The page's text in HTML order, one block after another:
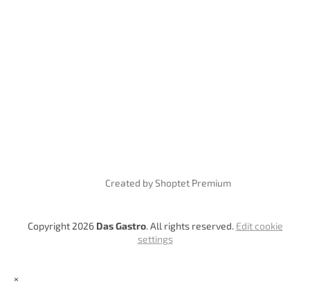
Created by Shoptet Premium
Copyright 2026 Das Gastro. All rights reserved. Edit cookie
settings
×